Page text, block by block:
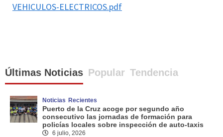
VEHICULOS-ELECTRICOS.pdf
Últimas Noticias Popular Tendencia
Noticias Recientes
Puerto de la Cruz acoge por segundo año
consecutivo las jornadas de formación para
policías locales sobre inspección de auto-taxis
6 julio, 2026